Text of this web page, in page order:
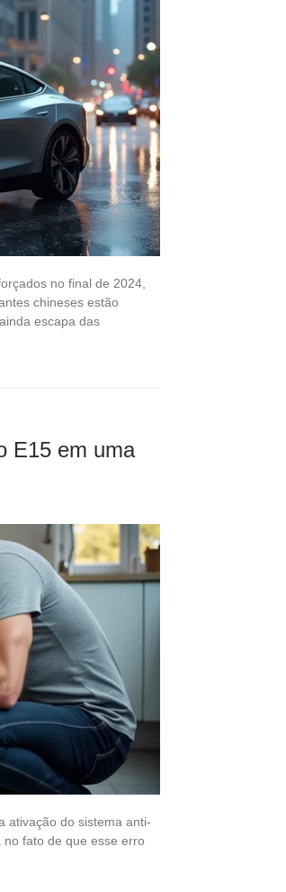
no final de 2024,
chineses estão
escapa das
E15 em uma
ativação do sistema anti-
fato de que esse erro